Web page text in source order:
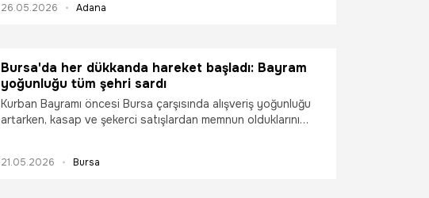
eldiven kullanılmadığında hayvandan insana bulaşan ölümcül
kurtaran ilk yardım adımlarını sıraladı.
26.05.2026 Adana
Bursa'da her dükkanda hareket başladı: Bayram
yoğunluğu tüm şehri sardı
Kurban Bayramı öncesi Bursa çarşısında alışveriş yoğunluğu
artarken, kasap ve şekerci satışlardan memnun olduklarını
21.05.2026 Bursa